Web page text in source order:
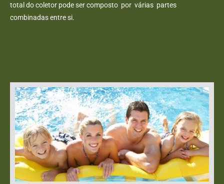
total do coletor pode ser composto por várias partes
combinadas entre si.